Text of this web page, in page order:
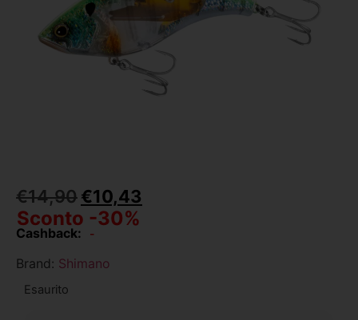
€14,90€10,43
Sconto -30%
Cashback: -
Brand: Shimano
Esaurito